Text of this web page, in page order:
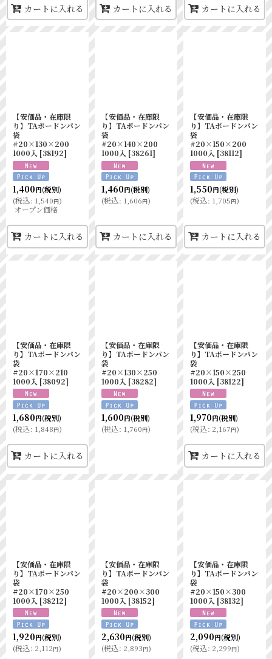
カートに入れる カートに入れる カートに入れる
【安価品・在庫限
り】TAボードンパン
袋
#20×130×200
1000入 [38192]
1,400円(税別)
(税込: 1,540円)
オープン価格
カートに入れる
【安価品・在庫限
り】TAボードンパン
袋
#20×140×200
1000入 [38261]
1,460円(税別)
(税込: 1,606円)
カートに入れる
【安価品・在庫限
り】TAボードンパン
袋
#20×150×200
1000入 [38112]
1,550円(税別)
(税込: 1,705円)
カートに入れる
【安価品・在庫限
り】TAボードンパン
袋
#20×170×210
1000入 [38092]
1,680円(税別)
(税込: 1,848円)
カートに入れる
【安価品・在庫限
り】TAボードンパン
袋
#20×130×250
1000入 [38282]
1,600円(税別)
(税込: 1,760円)
【安価品・在庫限
り】TAボードンパン
袋
#20×150×250
1000入 [38122]
1,970円(税別)
(税込: 2,167円)
カートに入れる
【安価品・在庫限
り】TAボードンパン
袋
#20×170×250
1000入 [38212]
1,920円(税別)
(税込: 2,112円)
【安価品・在庫限
り】TAボードンパン
袋
#20×200×300
1000入 [38152]
2,630円(税別)
(税込: 2,893円)
【安価品・在庫限
り】TAボードンパン
袋
#20×150×300
1000入 [38132]
2,090円(税別)
(税込: 2,299円)